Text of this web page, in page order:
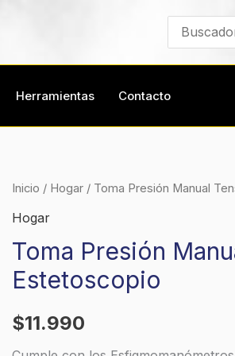
Buscar
por:
Herramientas Contacto
Inicio / Hogar/ Toma Presión Manual
Hogar
Toma Presión
Estetoscopio
$11.990
Toma
Presión
Tensiómetro
Estetoscopio